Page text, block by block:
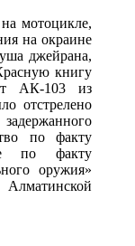
мотоцикле,
на окраине
джейрана,
книгу
АК-103 из
отстрелено
по факту
по факту
оружия»